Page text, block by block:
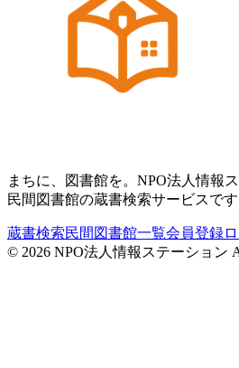
まちに、図書館を。NPO法人情報
民間図書館の蔵書検索サービスです
蔵書検索民間図書館一覧会員登録
© 2026 NPO法人情報ステーション